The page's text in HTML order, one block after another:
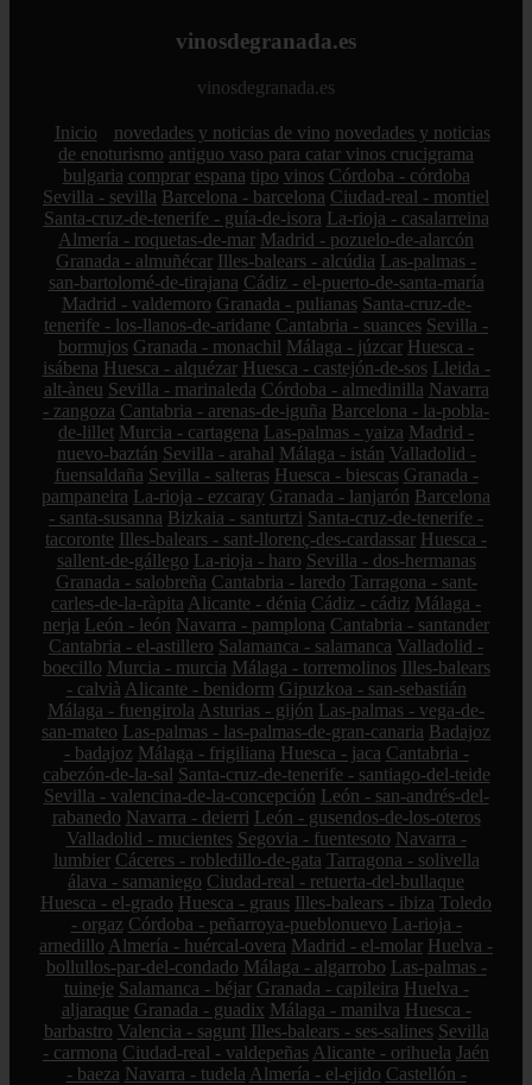
vinosdegranada.es
vinosdegranada.es
Inicio novedades y noticias de vino novedades y noticias
de enoturismo antiguo vaso para catar vinos crucigrama
bulgaria comprar espana tipo vinos Córdoba - córdoba
Sevilla - sevilla Barcelona - barcelona Ciudad-real - montiel
Santa-cruz-de-tenerife - guía-de-isora La-rioja - casalarreina
Almería - roquetas-de-mar Madrid - pozuelo-de-alarcón
Granada - almuñécar Illes-balears - alcúdia Las-palmas -
san-bartolomé-de-tirajana Cádiz - el-puerto-de-santa-maría
Madrid - valdemoro Granada - pulianas Santa-cruz-de-
tenerife - los-llanos-de-aridane Cantabria - suances Sevilla -
bormujos Granada - monachil Málaga - júzcar Huesca -
isábena Huesca - alquézar Huesca - castejón-de-sos Lleida -
alt-àneu Sevilla - marinaleda Córdoba - almedinilla Navarra
- zangoza Cantabria - arenas-de-iguña Barcelona - la-pobla-
de-lillet Murcia - cartagena Las-palmas - yaiza Madrid -
nuevo-baztán Sevilla - arahal Málaga - istán Valladolid -
fuensaldaña Sevilla - salteras Huesca - biescas Granada -
pampaneira La-rioja - ezcaray Granada - lanjarón Barcelona
- santa-susanna Bizkaia - santurtzi Santa-cruz-de-tenerife -
tacoronte Illes-balears - sant-llorenç-des-cardassar Huesca -
sallent-de-gállego La-rioja - haro Sevilla - dos-hermanas
Granada - salobreña Cantabria - laredo Tarragona - sant-
carles-de-la-ràpita Alicante - dénia Cádiz - cádiz Málaga -
nerja León - león Navarra - pamplona Cantabria - santander
Cantabria - el-astillero Salamanca - salamanca Valladolid -
boecillo Murcia - murcia Málaga - torremolinos Illes-balears
- calvià Alicante - benidorm Gipuzkoa - san-sebastián
Málaga - fuengirola Asturias - gijón Las-palmas - vega-de-
san-mateo Las-palmas - las-palmas-de-gran-canaria Badajoz
- badajoz Málaga - frigiliana Huesca - jaca Cantabria -
cabezón-de-la-sal Santa-cruz-de-tenerife - santiago-del-teide
Sevilla - valencina-de-la-concepción León - san-andrés-del-
rabanedo Navarra - deierri León - gusendos-de-los-oteros
Valladolid - mucientes Segovia - fuentesoto Navarra -
lumbier Cáceres - robledillo-de-gata Tarragona - solivella
álava - samaniego Ciudad-real - retuerta-del-bullaque
Huesca - el-grado Huesca - graus Illes-balears - ibiza Toledo
- orgaz Córdoba - peñarroya-pueblonuevo La-rioja -
arnedillo Almería - huércal-overa Madrid - el-molar Huelva -
bollullos-par-del-condado Málaga - algarrobo Las-palmas -
tuineje Salamanca - béjar Granada - capileira Huelva -
aljaraque Granada - guadix Málaga - manilva Huesca -
barbastro Valencia - sagunt Illes-balears - ses-salines Sevilla
- carmona Ciudad-real - valdepeñas Alicante - orihuela Jaén
- baeza Navarra - tudela Almería - el-ejido Castellón -